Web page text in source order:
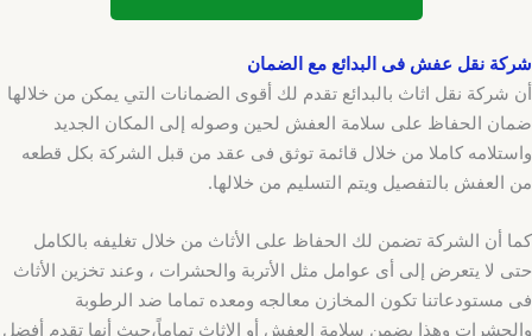
شركة نقل عفش فى البدائع مع الضمان
أن شركة نقل اثاث بالبدائع تقدم لك أقوى الضمانات التي يمكن من خلالها
ضمان الحفاظ على سلامة العفش لحين وصوله إلى المكان الجديد
واستلامه كاملا من خلال قائمة توثق فى عقد من قبل الشركة بكل قطعه
من العفش بالتفصيل ويتم التسليم من خلالها.
كما أن الشركة تضمن لك الحفاظ على الأثاث من خلال تغليفه بالكامل
حتى لا يتعرض إلى أى عوامل مثل الأتربة والحشرات ، وعند تخزين الأثاث
فى مستودعاتنا تكون المخازن معالجه ومعده تماما ضد الرطوبة
والحشرات وهذا يضمن سلامة العفش أو الاثاث تماماً،حيث أنها تقدم أفضل